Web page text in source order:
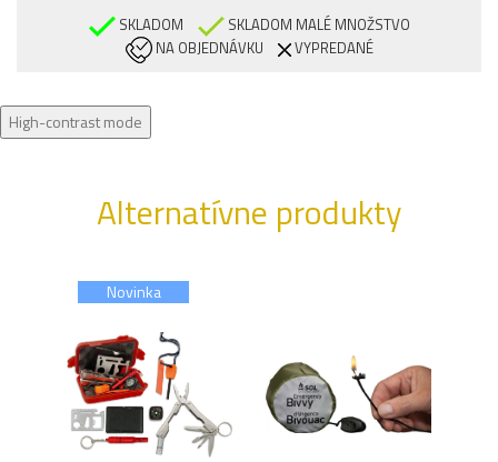
SKLADOM
SKLADOM MALÉ MNOŽSTVO
NA OBJEDNÁVKU
VYPREDANÉ
High-contrast mode
Alternatívne produkty
Novinka